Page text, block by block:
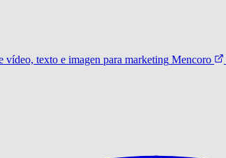
vídeo, texto e imagen para marketing Mencoro